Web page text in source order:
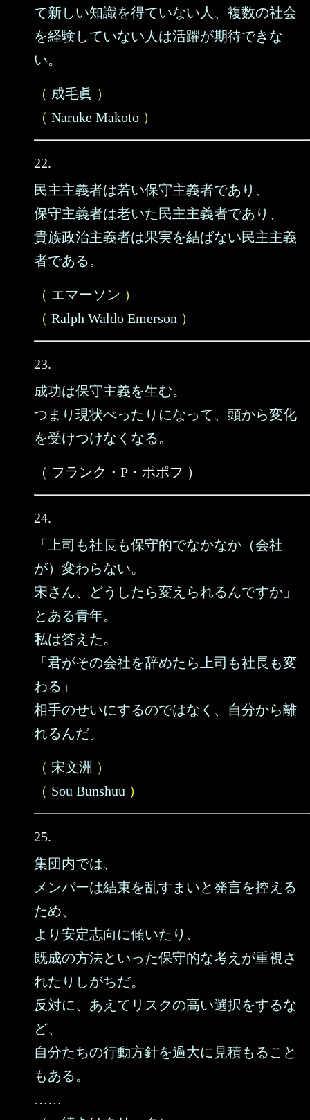
て新しい知識を得ていない人、複数の社会
を経験していない人は活躍が期待できな
い。
（ 成毛眞 ）
（ Naruke Makoto ）
22.
民主主義者は若い保守主義者であり、
保守主義者は老いた民主主義者であり、
貴族政治主義者は果実を結ばない民主主義
者である。
（ エマーソン ）
（ Ralph Waldo Emerson ）
23.
成功は保守主義を生む。
つまり現状べったりになって、頭から変化
を受けつけなくなる。
（ フランク・P・ポポフ ）
24.
「上司も社長も保守的でなかなか（会社
が）変わらない。
宋さん、どうしたら変えられるんですか」
とある青年。
私は答えた。
「君がその会社を辞めたら上司も社長も変
わる」
相手のせいにするのではなく、自分から離
れるんだ。
（ 宋文洲 ）
（ Sou Bunshuu ）
25.
集団内では、
メンバーは結束を乱すまいと発言を控える
ため、
より安定志向に傾いたり、
既成の方法といった保守的な考えが重視さ
れたりしがちだ。
反対に、あえてリスクの高い選択をするな
ど、
自分たちの行動方針を過大に見積もること
もある。
……